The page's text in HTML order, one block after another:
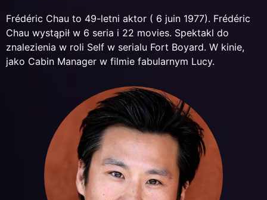
Frédéric Chau to 49-letni aktor ( 6 juin 1977). Frédéric
Chau wystąpił w 6 seria i 22 movies. Spektakl do
znalezienia w roli Self w serialu Fort Boyard. W kinie,
jako Cabin Manager w filmie fabularnym Lucy.